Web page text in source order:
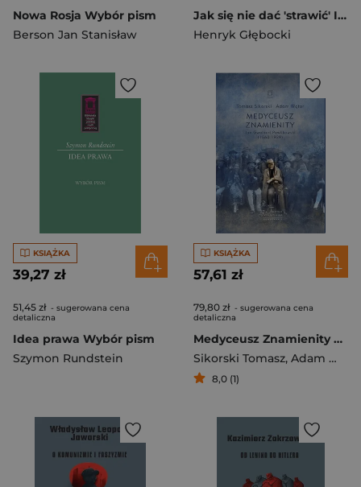
Nowa Rosja Wybór pism
Berson Jan Stanisław
Jak się nie dać 'strawić' Imperium? Polski realizm i idealizm polityczny wobec Rosji 1815-1921
Henryk Głębocki
KSIĄŻKA
39,27 zł
51,45 zł - sugerowana cena
detaliczna
Idea prawa Wybór pism
Szymon Rundstein
KSIĄŻKA
57,61 zł
79,80 zł - sugerowana cena
detaliczna
Medyceusz Znamienity Jan Gwalbert Pawlikowski (1860-1939)
Sikorski Tomasz, Adam Wątor
8,0 (1)